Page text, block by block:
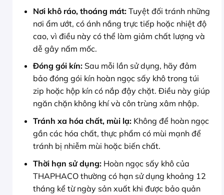
Nơi khô ráo, thoáng mát:Tuyệt đối tránh những
nơi ẩm ướt, có ánh nắng trực tiếp hoặc nhiệt độ
cao, vì điều này có thể làm giảm chất lượng và
dễ gây nấm mốc.
Đóng gói kín:Sau mỗi lần sử dụng, hãy đảm
bảo đóng gói kín hoàn ngọc sấy khô trong túi
zip hoặc hộp kín có nắp đậy chặt. Điều này giúp
ngăn chặn không khí và côn trùng xâm nhập.
Tránh xa hóa chất, mùi lạ:Không để hoàn ngọc
gần các hóa chất, thực phẩm có mùi mạnh để
tránh bị nhiễm mùi hoặc biến chất.
Thời hạn sử dụng:Hoàn ngọc sấy khô của
THAPHACO thường có hạn sử dụng khoảng 12
tháng kể từ ngày sản xuất khi được bảo quản